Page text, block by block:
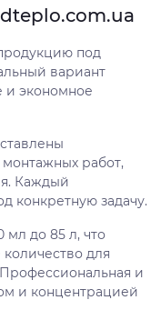
под
вариант
и экономное
работ,
Каждый
конкретную задачу.
мл до 85 л, что
для
и
и концентрацией